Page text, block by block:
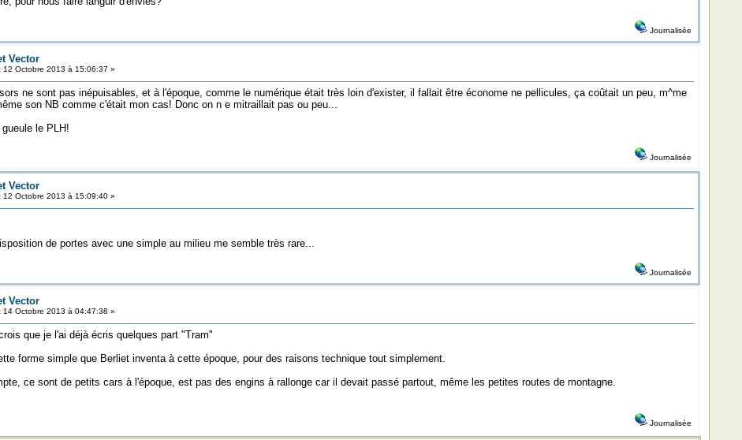
Journalisée
Vector
12 Octobre 2013 à 15:06:37 »
ne sont pas inépuisables, et à l'époque, comme le numérique était très loin d'exister, il fallait être économe ne pellicules, ça coûtait un peu, m^me
son NB comme c'était mon cas! Donc on n e mitraillait pas ou peu...
le PLH!
Journalisée
Vector
12 Octobre 2013 à 15:09:40 »
de portes avec une simple au milieu me semble très rare...
Journalisée
Vector
14 Octobre 2013 à 04:47:38 »
que je l'ai déjà écris quelques part "Tram"
forme simple que Berliet inventa à cette époque, pour des raisons technique tout simplement.
ce sont de petits cars à l'époque, est pas des engins à rallonge car il devait passé partout, même les petites routes de montagne.
Journalisée